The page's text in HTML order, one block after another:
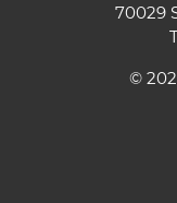
70029
©